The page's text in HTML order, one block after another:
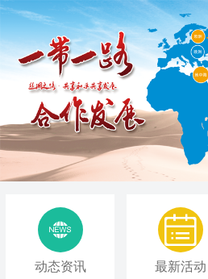

动态资讯

最新活动